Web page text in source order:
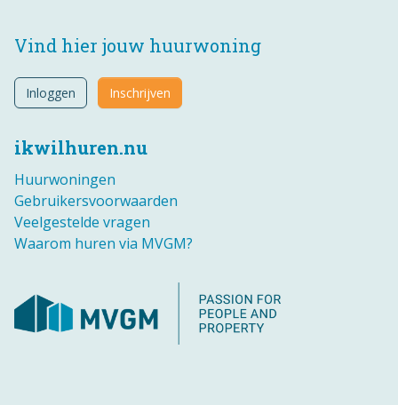
ikwilhuren.nu
Huurwoningen
Gebruikersvoorwaarden
Veelgestelde vragen
Waarom huren via MVGM?
Vind hier jouw huurwoning
Inloggen Inschrijven